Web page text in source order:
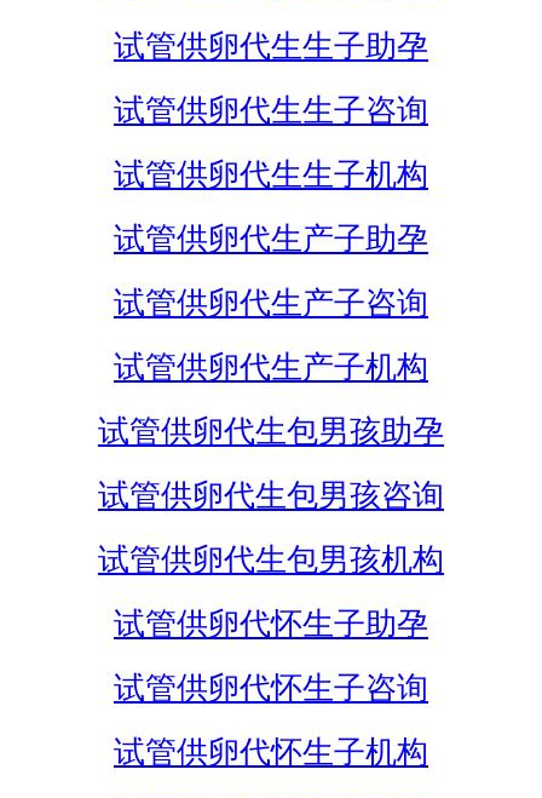
试管供卵代生生子助孕
试管供卵代生生子咨询
试管供卵代生生子机构
试管供卵代生产子助孕
试管供卵代生产子咨询
试管供卵代生产子机构
试管供卵代生包男孩助孕
试管供卵代生包男孩咨询
试管供卵代生包男孩机构
试管供卵代怀生子助孕
试管供卵代怀生子咨询
试管供卵代怀生子机构